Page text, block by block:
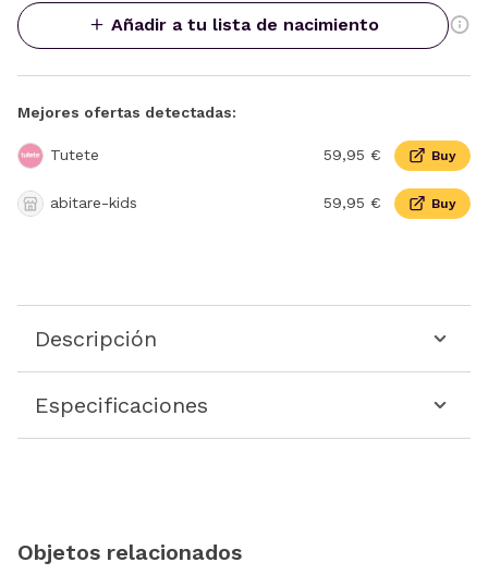
Añadir a tu lista de nacimiento
Mejores ofertas detectadas:
Tutete 59,95 € Buy
abitare-kids 59,95 € Buy
Descripción
Especificaciones
Objetos relacionados